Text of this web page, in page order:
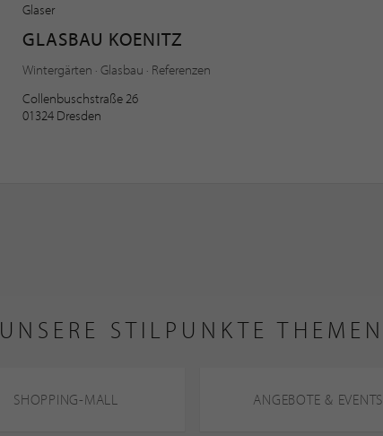
Glaser
GLASBAU KOENITZ
Wintergärten · Glasbau · Referenzen
Collenbuschstraße 26
01324 Dresden
UNSERE STILPUNKTE THEMEN
SHOPPING-MALL ANGEBOTE & EVENTS